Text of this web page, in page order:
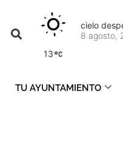
13
cielo
8 agosto,
TU AYUNTAMIENTO